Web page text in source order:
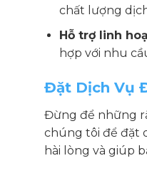
chất lượng
Hỗ trợ linh
hợp với nhu
Đặt Dịch Vụ
Đừng để những
chúng tôi để đặt
hài lòng và giúp